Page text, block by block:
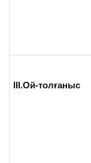
ІІІ.Ой-толғаныс